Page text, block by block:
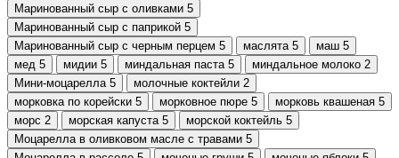
Маринованный сыр с оливками 5
Маринованный сыр с паприкой 5
Маринованный сыр с черным перцем 5 маслята 5 маш 5
мед 5 мидии 5 миндальная паста 5 миндальное молоко 2
Мини-моцарелла 5 молочные коктейли 2
морковка по корейски 5 морковное пюре 5 морковь квашеная 5
морс 2 морская капуста 5 морской коктейль 5
Моцарелла в оливковом масле с травами 5